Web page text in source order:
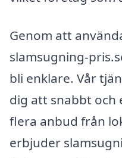
Genom att
slamsugning-
bli enklare. Vår
dig att snabbt och
flera anbud från
erbjuder